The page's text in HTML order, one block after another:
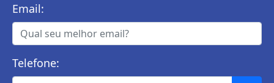
Email:
Telefone: